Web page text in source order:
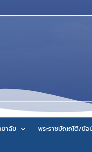
าลัย พระราชบัญญัติ/ข้อ